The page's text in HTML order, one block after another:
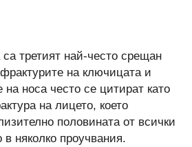
третият най-често срещан
на ключицата и
на носа често се цитират като
на лицето, което
половината от всички
няколко проучвания.